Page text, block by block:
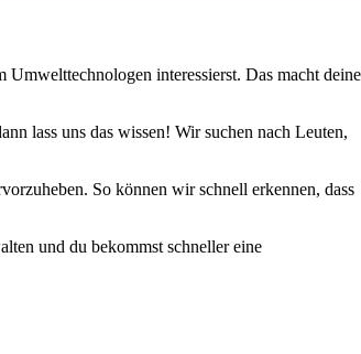
interessierst. Das macht deine
lass uns das wissen! Wir suchen nach Leuten,
So können wir schnell erkennen, dass
und du bekommst schneller eine